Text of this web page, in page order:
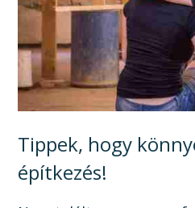
Tippek, hogy
építkezés!